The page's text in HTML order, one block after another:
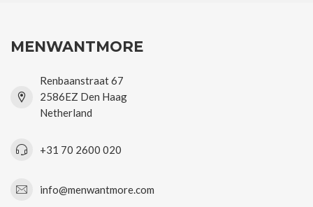
MENWANTMORE
Renbaanstraat 67
2586EZ Den Haag
Netherland
+31 70 2600 020
info@menwantmore.com